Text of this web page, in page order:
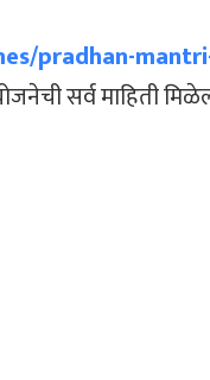
pradhan-
सर्व माहिती